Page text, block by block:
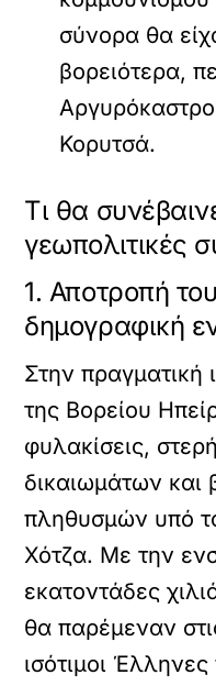
σύνορα θα
βορειότερα,
Κορυτσά.
Τι θα
γεωπολιτικές
1. Αποτροπή
δημογραφική
Στην πραγματική
της Βορείου
φυλακίσεις,
δικαιωμάτων και
πληθυσμών υπό
Χότζα. Με την
εκατοντάδες
θα παρέμεναν
ισότιμοι